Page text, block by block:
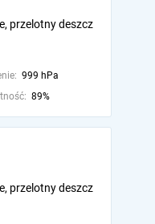
przelotny deszcz
999 hPa
89%
przelotny deszcz